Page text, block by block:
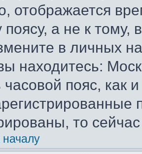
отображается
поясу, а не к тому,
в личных
находитесь:
часовой пояс, как
то
началу